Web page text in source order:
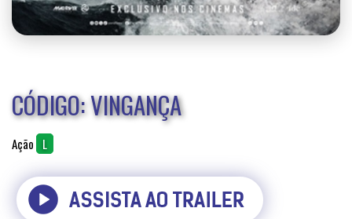
CÓDIGO: VINGANÇA
Ação L